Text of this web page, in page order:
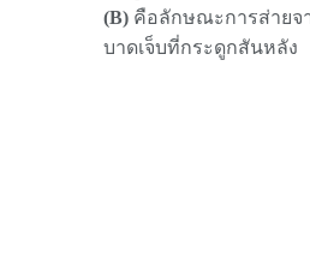
(B) คือลักษณะการส่ายจ
บาดเจ็บที่กระดูกสันหลัง